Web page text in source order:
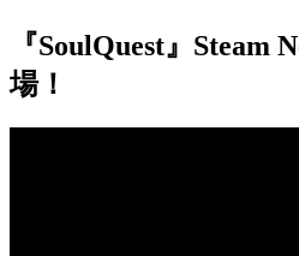
『SoulQuest』Steam
場！